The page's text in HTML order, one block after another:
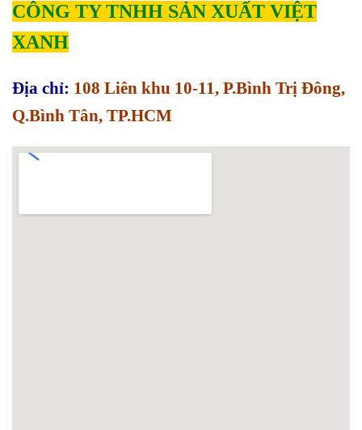
CÔNG TY TNHH SẢN XUẤT VIỆT
XANH
Địa chỉ: 108 Liên khu 10-11, P.Bình Trị Đông,
Q.Bình Tân, TP.HCM